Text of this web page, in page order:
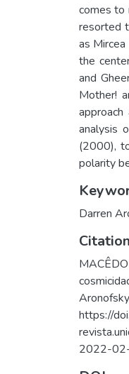
comes to
resorted
as
the
and
Mother!
analysis
(2000),
polarity
Darren
Citation
https://
2022-